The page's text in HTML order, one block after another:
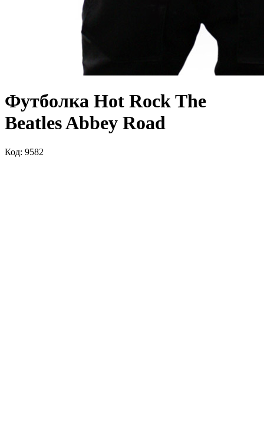
Футболка Hot Rock The
Beatles Abbey Road
Код: 9582